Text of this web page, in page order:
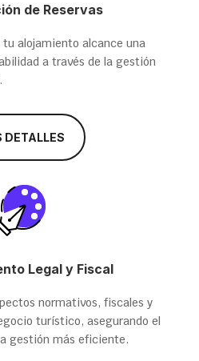
de Reservas
tu alojamiento alcance una
a través de la gestión
DETALLES
Legal y Fiscal
normativos, fiscales y
turístico, asegurando el
gestión más eficiente.